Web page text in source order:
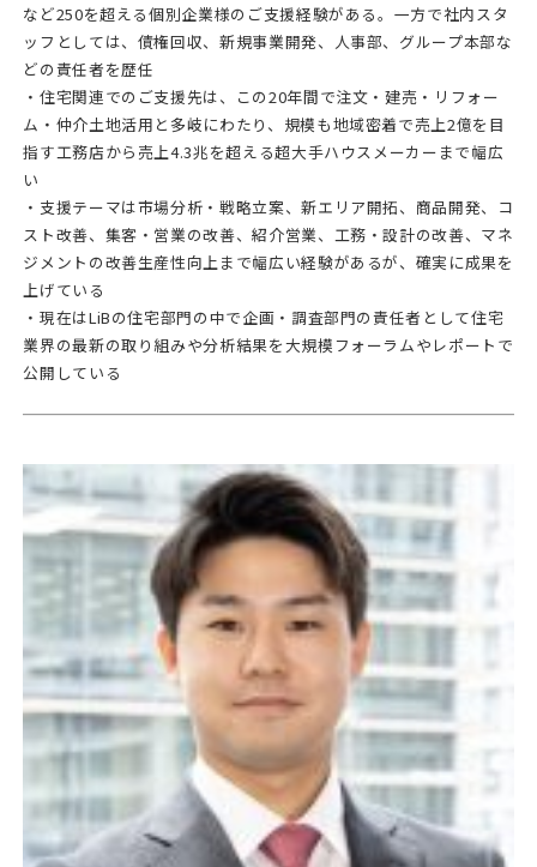
など250を超える個別企業様のご支援経験がある。一方で社内スタ
ッフとしては、債権回収、新規事業開発、人事部、グループ本部な
どの責任者を歴任
・住宅関連でのご支援先は、この20年間で注文・建売・リフォー
ム・仲介土地活用と多岐にわたり、規模も地域密着で売上2億を目
指す工務店から売上4.3兆を超える超大手ハウスメーカーまで幅広
い
・支援テーマは市場分析・戦略立案、新エリア開拓、商品開発、コ
スト改善、集客・営業の改善、紹介営業、工務・設計の改善、マネ
ジメントの改善生産性向上まで幅広い経験があるが、確実に成果を
上げている
・現在はLiBの住宅部門の中で企画・調査部門の責任者として住宅
業界の最新の取り組みや分析結果を大規模フォーラムやレポートで
公開している